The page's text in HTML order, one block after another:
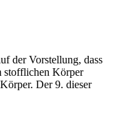
der Vorstellung, dass
stofflichen Körper
Der 9. dieser